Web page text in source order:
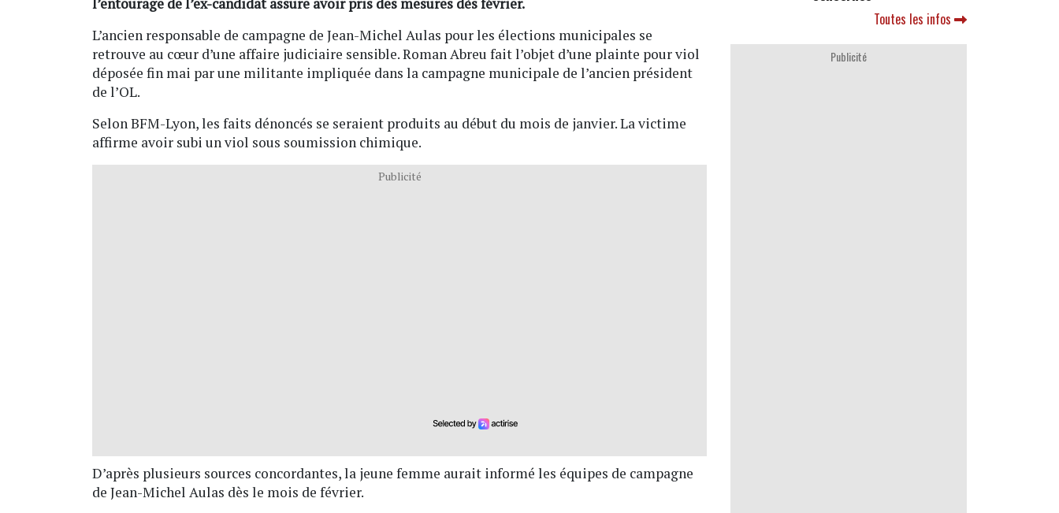
L’ancien responsable de campagne de Jean-Michel Aulas pour les élections municipales se
retrouve au cœur d’une affaire judiciaire sensible. Roman Abreu fait l’objet d’une plainte pour viol
déposée fin mai par une militante impliquée dans la campagne municipale de l’ancien président
de l’OL.
Selon BFM-Lyon, les faits dénoncés se seraient produits au début du mois de janvier. La victime
affirme avoir subi un viol sous soumission chimique.
Publicité
D’après plusieurs sources concordantes, la jeune femme aurait informé les équipes de campagne
de Jean-Michel Aulas dès le mois de février.
Toutes les infos
Publicité